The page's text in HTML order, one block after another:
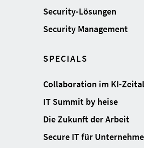
Security-Lösungen
Security Management
SPECIALS
Collaboration im KI-
IT Summit by heise
Die Zukunft der Arbeit
Secure IT für